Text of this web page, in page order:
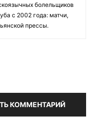
болельщиков
с 2002 года: матчи,
прессы.
КОММЕНТАРИЙ